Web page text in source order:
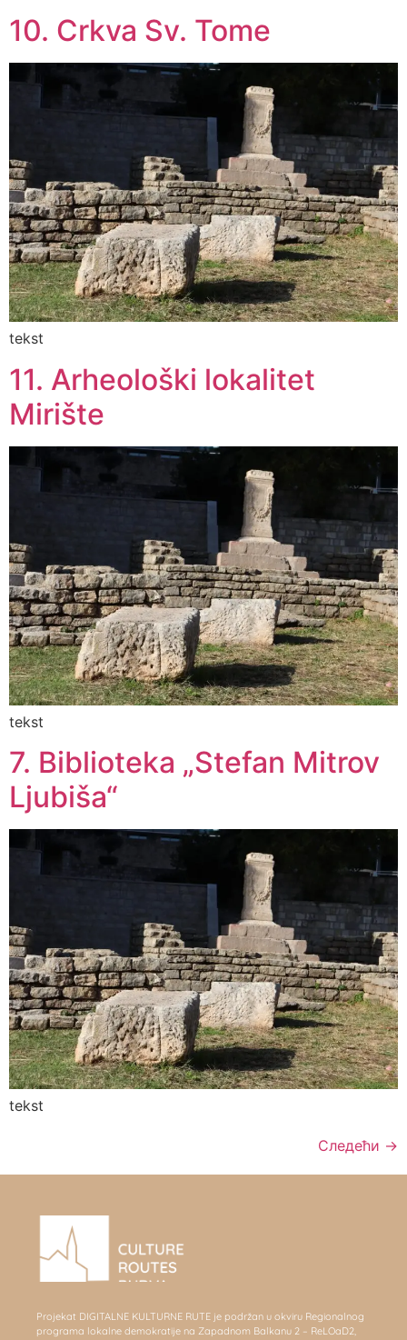
10. Crkva Sv. Tome
tekst
11. Arheološki lokalitet
Mirište
tekst
7. Biblioteka „Stefan Mitrov
Ljubiša“
tekst
Следећи →
Projekat DIGITALNE KULTURNE RUTE je podržan u okviru Regionalnog
programa lokalne demokratije na Zapadnom Balkanu 2 – ReLOaD2,